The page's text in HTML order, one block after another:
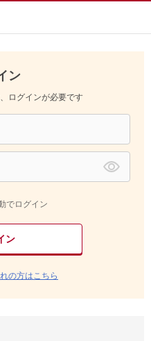
ン
ログインが必要です
でログイン
の方はこちら